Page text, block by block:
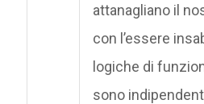
attanagliano il
con l’essere
logiche di
sono